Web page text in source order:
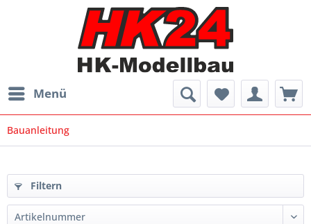
Menü
Bauanleitung
Filtern